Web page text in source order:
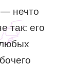
нечто
так: его